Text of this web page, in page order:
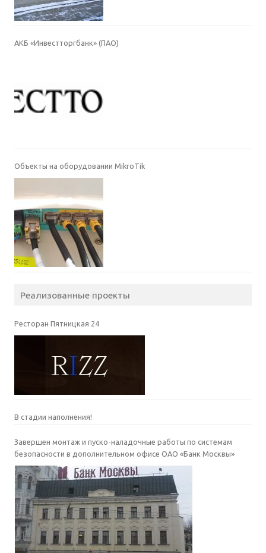
АКБ «Инвестторгбанк» (ПАО)
Объекты на оборудовании MikroTik
Реализованные проекты
Ресторан Пятницкая 24
В стадии наполнения!
Завершен монтаж и пуско-наладочные работы по системам
безопасности в дополнительном офисе ОАО «Банк Москвы»